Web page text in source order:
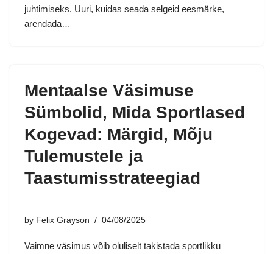
juhtimiseks. Uuri, kuidas seada selgeid eesmärke,
arendada…
Mentaalse Väsimuse
Sümbolid, Mida Sportlased
Kogevad: Märgid, Mõju
Tulemustele ja
Taastumisstrateegiad
by Felix Grayson 04/08/2025
Vaimne väsimus võib oluliselt takistada sportlikku